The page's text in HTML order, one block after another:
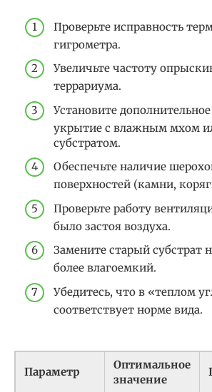
Проверьте исправность
гигрометра.
Увеличьте частоту
террариума.
Установите
укрытие с влажным мхом
субстратом.
Обеспечьте наличие
поверхностей (камни,
Проверьте работу
было застоя воздуха.
Замените старый субстрат
более влагоемкий.
Убедитесь, что в «теплом
соответствует норме вида.
Параметр
Оптимальное
значение